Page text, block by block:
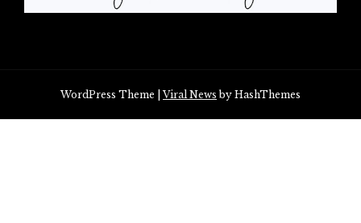
WordPress Theme |Viral News by HashThemes